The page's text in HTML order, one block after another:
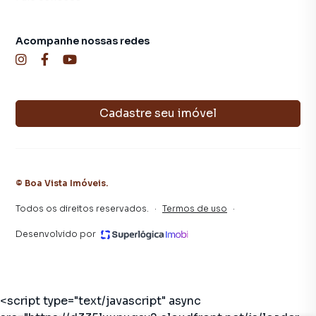
Cadastre seu imóvel
Acompanhe nossas redes
© Boa Vista Imóveis.
Todos os direitos reservados. · Termos de uso ·
Desenvolvido por
<script type="text/javascript" async